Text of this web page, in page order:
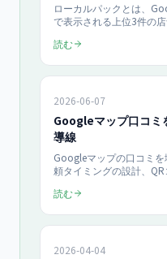
ローカルパックとは、
で表示される上位3件の
査）。表示を決める3つ
読む
2026-06-07
Googleマップ口コミ
導線
Googleマップの口コミ
頼タイミングの設計、
整理。当社支援では口コ
読む
2026-04-04